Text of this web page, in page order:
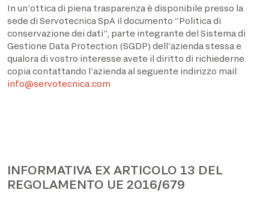
In un’ottica di piena trasparenza è disponibile presso la
sede di Servotecnica SpA il documento “Politica di
conservazione dei dati”, parte integrante del Sistema di
Gestione Data Protection (SGDP) dell’azienda stessa e
qualora di vostro interesse avete il diritto di richiederne
copia contattando l’azienda al seguente indirizzo mail:
info@servotecnica.com
INFORMATIVA EX ARTICOLO 13 DEL
REGOLAMENTO UE 2016/679